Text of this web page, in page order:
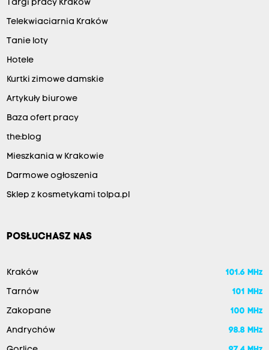
Targi pracy Kraków
Telekwiaciarnia Kraków
Tanie loty
Hotele
Kurtki zimowe damskie
Artykuły biurowe
Baza ofert pracy
the:blog
Mieszkania w Krakowie
Darmowe ogłoszenia
Sklep z kosmetykami tolpa.pl
POSŁUCHASZ NAS
Kraków 101.6 MHz
Tarnów 101 MHz
Zakopane 100 MHz
Andrychów 98.8 MHz